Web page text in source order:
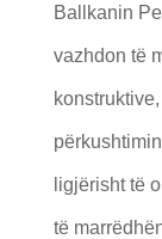
Ballkanin
vazhdon të
ligjërisht të
të